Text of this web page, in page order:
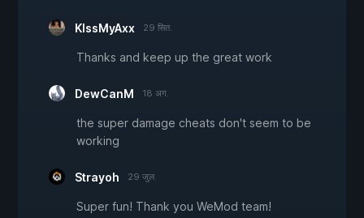
KIssMyAxx 29 सित.
Thanks and keep up the great work
DewCanM 18 अग.
the super damage cheats don't seem to be
working
Strayoh 29 जुल.
Super fun! Thank you WeMod team!